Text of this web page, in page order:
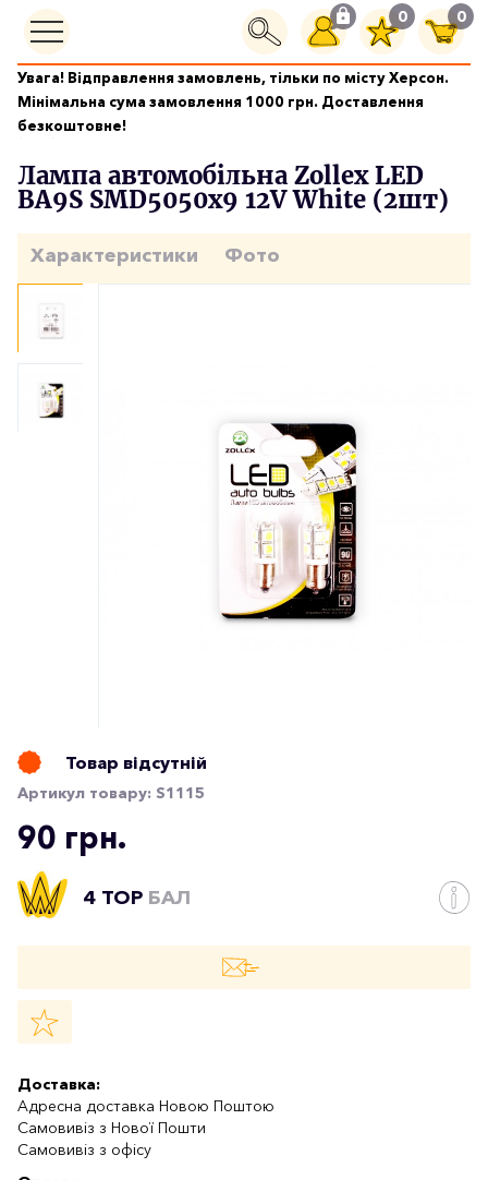
0 0
Увага! Відправлення замовлень, тільки по місту Херсон.
Мінімальна сума замовлення 1000 грн. Доставлення
безкоштовне!
Автолампи
Лампа автомобільна Zollex LED BA9S SMD5050x9 12V White
(2шт)
Лампа автомобільна Zollex LED
BA9S SMD5050x9 12V White (2шт)
Характеристики Фото
Товар відсутній
Артикул товару: S1115
90 грн.
4 TOP БАЛ
Доставка:
Адресна доставка Новою Поштою
Самовивіз з Нової Пошти
Самовивіз з офісу